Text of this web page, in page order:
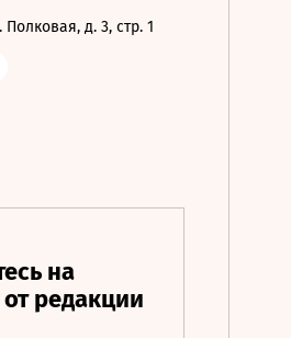
Полковая, д. 3, стр. 1